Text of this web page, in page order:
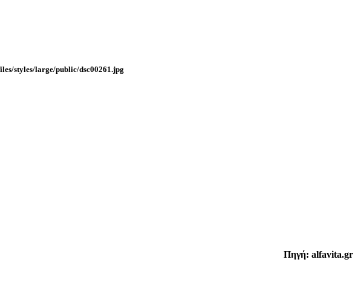
Πηγή: alfavita.gr